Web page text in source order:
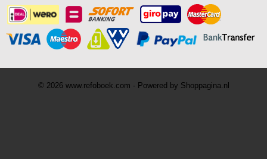
© 2026 www.refoboek.com - Powered by Shoppagina.nl